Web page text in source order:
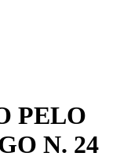
PELO
N. 24